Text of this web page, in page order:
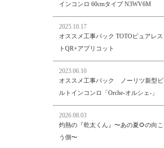
インコンロ 60cmタイプ N3WV6M
2025.10.17
オススメ工事パック TOTOピュアレス
トQR+アプリコット
2023.06.10
オススメ工事パック ノーリツ新型ビ
ルトインコンロ「Orche-オルシェ-」
2026.08.03
灼熱の『乾太くん』〜あの夏🌻の向こ
う側〜